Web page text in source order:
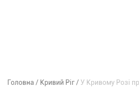
Головна Кривий Ріг